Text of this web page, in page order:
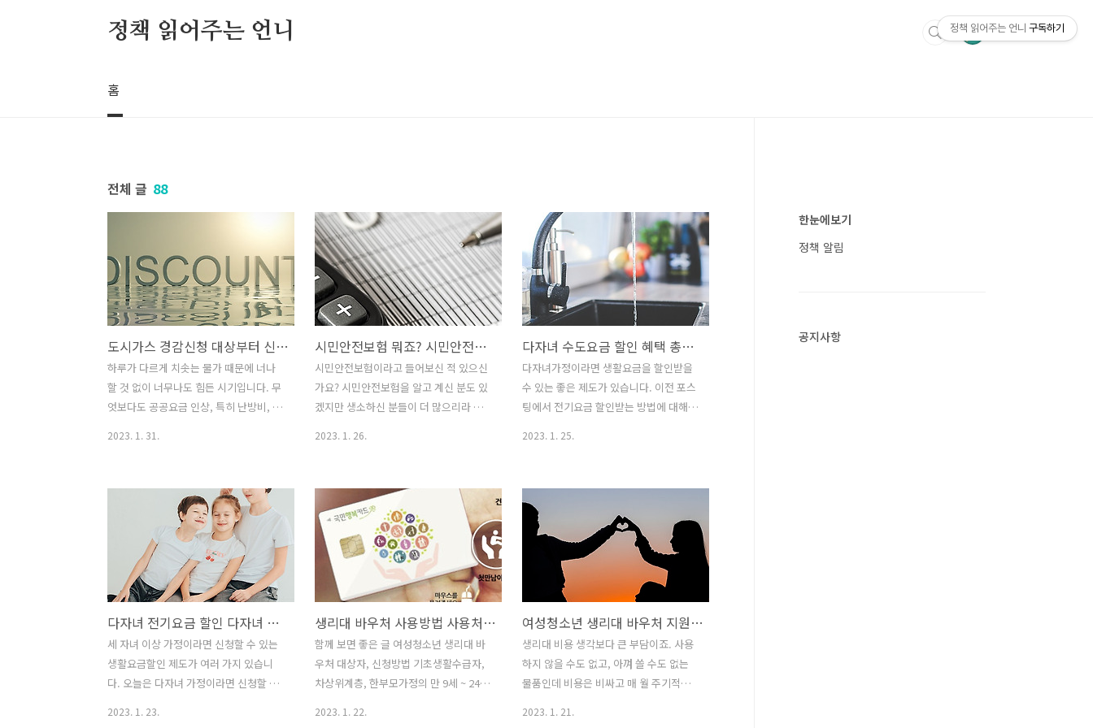
정책 읽어주는 언니
홈
전체 글 88
도시가스 경감신청 대상부터 신청방법까지
하루가 다르게 치솟는 물가 때문에 너나
할 것 없이 너무나도 힘든 시기입니다. 무
엇보다도 공공요금 인상, 특히 난방비, 도
보실 수 있습니다. 도시가스 경감신청 대
상은 누구이고, 혜택 받기 위해서 어떻게
신청해야 하는지 알아보도록 하겠습니다.
도시가스 경감신청 대상자 대상 지원기준
장애인 ‘장애인복지법’에서 정한 장애정
도가 심한 장애인 국가유공자 ‘국가유공
자 등 예우 및 지원에 관한 법률’ 및 ‘5.18
민주유공자 예우에 관한 법률에서 정한
1~3급 상이자 독립유공자 ‘독립유공자 예
우에 관한 법률’에 의한 독립유공자 또는
수급자 생계/의료, 주거급여, 교육급여 수
2023. 1. 31.
시민안전보험 뭐죠? 시민안전보험 가입한 지자체 확인 방법
시민안전보험이라고 들어보신 적 있으신
가요? 시민안전보험을 알고 계신 분도 있
겠지만 생소하신 분들이 더 많으리라 생
게 들어서는 이해가 잘 안 되시죠. 시민안
전보험이 무엇이고, 어떻게 보장받을 수
있는지, 시민안전보험을 가입한 지자체는
어떤 곳이 있는지 알아보도록 하겠습니
다. 시민안전보험이란? 시민안전보험이
란 재난이나 사고로 인한 시,도민의 생명,
신체 피해를 보상하고자 지자체가 자율적
으로 보험사, 공제회와 가입 계약한 보장
제도입니다. 지자체가 관장하고 보험, 공
제사가 운영하는 보험으로 보험료를 관할
지자체에서 부담하며, 일상생활 중 예상
일상으로 복귀할 ..
2023. 1. 26.
다자녀 수도요금 할인 혜택 총정리
다자녀가정이라면 생활요금을 할인받을
수 있는 좋은 제도가 있습니다. 이전 포스
팅에서 전기요금 할인받는 방법에 대해서
정보가 궁금하신 분을 위해 포스팅 가장
아래쪽에 링크 첨부해 둘 테니 참조 바랍
니다. 다자녀 수도요금 감면 알아두세요!
다자녀 수도요금 감면 혜택은 전기요금
감면 혜택과 다르게 지자체별로 정보가
다르다는 점 미리 숙지하고 계셔야 합니
다. 그래서 다자녀 가정의 기준도 다르고,
감면 내용도 다르고, 신청 방법도 다른 대
요. 다자녀의 기준이 3명인 지역, 2명부터
다자녀로 보는 지역, 손자, 손녀가 3명인
조손가정도 다자녀 혜택을 볼 수 있는 지
2023. 1. 25.
다자녀 전기요금 할인 다자녀 가구라면 신청하세요!
세 자녀 이상 가정이라면 신청할 수 있는
생활요금할인 제도가 여러 가지 있습니
다. 오늘은 다자녀 가정이라면 신청할 수
2023. 1. 23.
생리대 바우처 사용방법 사용처는 어디일까
함께 보면 좋은 글 여성청소년 생리대 바
우처 대상자, 신청방법 기초생활수급자,
차상위계층, 한부모가정의 만 9세 ~ 24세
2023. 1. 22.
여성청소년 생리대 바우처 지원 사업 신청하세요!
생리대 비용 생각보다 큰 부담이죠. 사용
하지 않을 수도 없고, 아껴 쓸 수도 없는
물품인데 비용은 비싸고 매 월 주기적으
2023. 1. 21.
한눈에보기
정책 알림
공지사항
정책 읽어주는 언니 구독하기